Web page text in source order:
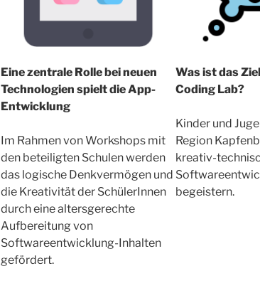
Eine zentrale Rolle bei neuen
Technologien spielt die App-
Entwicklung
Im Rahmen von Workshops mit
den beteiligten Schulen werden
das logische Denkvermögen und
die Kreativität der SchülerInnen
durch eine altersgerechte
Aufbereitung von
Softwareentwicklung-Inhalten
gefördert.
Was ist das
Coding Lab?
Kinder und
Region
kreativ-
begeistern.